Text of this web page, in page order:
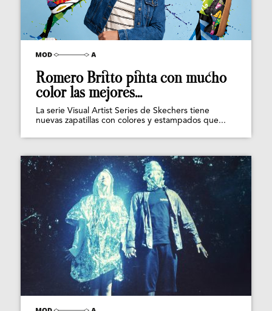
Romero Britto pinta con mucho
color las mejores...
La serie Visual Artist Series de Skechers tiene
nuevas zapatillas con colores y estampados que...